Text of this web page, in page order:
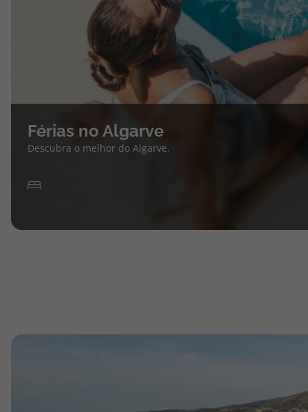
Férias no Algarve
Descubra o melhor do Algarve.